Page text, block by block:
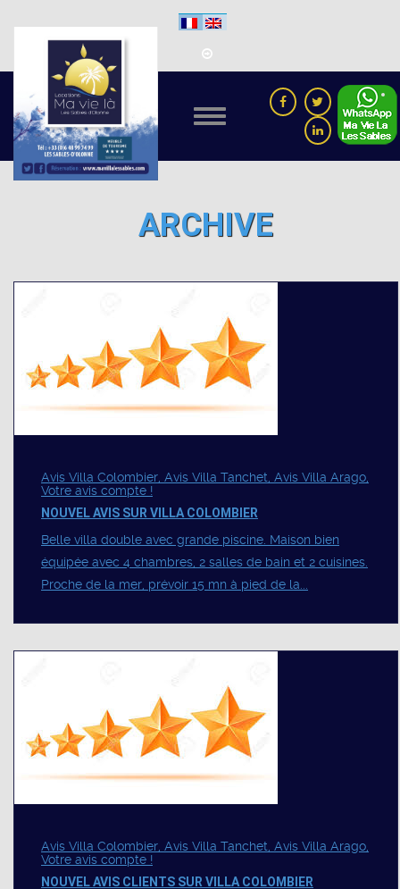
ARCHIVE
Avis Villa Colombier, Avis Villa Tanchet, Avis Villa Arago,
Votre avis compte !
NOUVEL AVIS SUR VILLA COLOMBIER
Belle villa double avec grande piscine. Maison bien
équipée avec 4 chambres, 2 salles de bain et 2 cuisines.
Proche de la mer, prévoir 15 mn à pied de la...
Avis Villa Colombier, Avis Villa Tanchet, Avis Villa Arago,
Votre avis compte !
NOUVEL AVIS CLIENTS SUR VILLA COLOMBIER